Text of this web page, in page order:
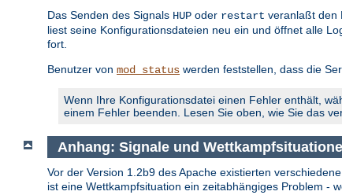
Das Senden des Signals HUP oder restart veranlaßt den
liest seine Konfigurationsdateien neu ein und öffnet alle
fort.
Benutzer von mod_status werden feststellen, dass die
Wenn Ihre Konfigurationsdatei einen Fehler enthält,
einem Fehler beenden. Lesen Sie oben, wie Sie das
Anhang: Signale und
Vor der Version 1.2b9 des Apache existierten verschiedene
ist eine Wettkampfsituation ein zeitabhängiges Problem -